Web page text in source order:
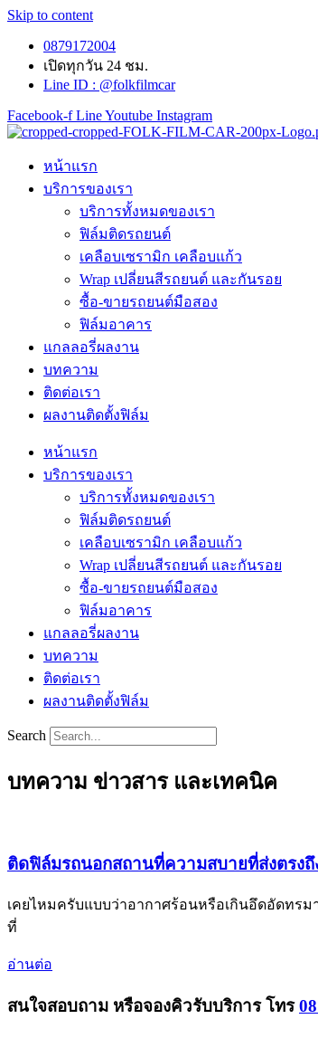
Skip to content
0879172004
เปิดทุกวัน 24 ชม.
Line ID : @folkfilmcar
Facebook-f LineYoutube Instagram
หน้าแรก
บริการของเรา
บริการทั้งหมดของเรา
ฟิล์มติดรถยนต์
เคลือบเซรามิก เคลือบแก้ว
Wrap เปลี่ยนสีรถยนต์ และกันรอย
ซื้อ-ขายรถยนต์มือสอง
ฟิล์มอาคาร
แกลลอรี่ผลงาน
บทความ
ติดต่อเรา
ผลงานติดตั้งฟิล์ม
หน้าแรก
บริการของเรา
บริการทั้งหมดของเรา
ฟิล์มติดรถยนต์
เคลือบเซรามิก เคลือบแก้ว
Wrap เปลี่ยนสีรถยนต์ และกันรอย
ซื้อ-ขายรถยนต์มือสอง
ฟิล์มอาคาร
แกลลอรี่ผลงาน
บทความ
ติดต่อเรา
ผลงานติดตั้งฟิล์ม
Search
บทความ ข่าวสาร และเทคนิค
ติดฟิล์มรถนอกสถานที่ความสบายที่ส่งตรง
เคยไหมครับแบบว่าอากาศร้อนหรือเกินอึดอัดทร
ที่
อ่านต่อ
สนใจสอบถาม หรือจองคิวรับบริการ โทร